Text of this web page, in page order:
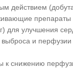
действием
препараты
для улучшения
выброса и перфузии
к снижению